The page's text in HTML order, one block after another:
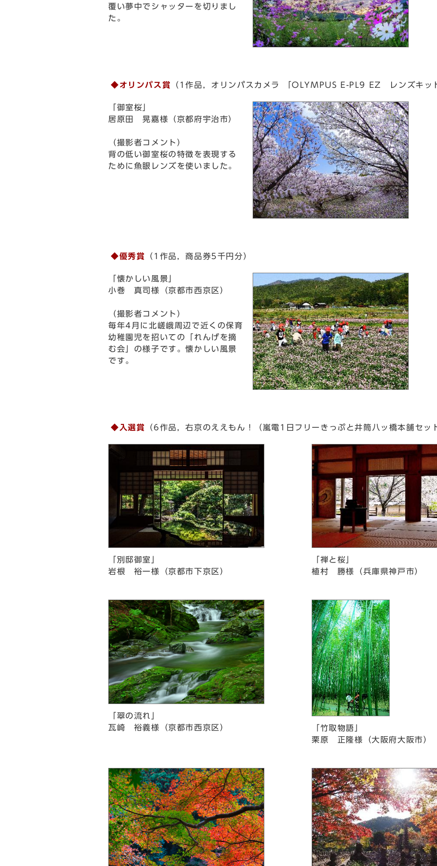
覆い夢中でシャッターを切りまし
た。
◆オリンパス賞 （1作品，オリンパスカメラ 「OLYMPUS E-PL9 EZ レンズキッ
「御室桜」
居原田 晃嘉様（京都府宇治市）
（撮影者コメント）
背の低い御室桜の特徴を表現する
ために魚眼レンズを使いました。
◆優秀賞 （1作品，商品券5千円分）
「懐かしい風景」
小巻 真司様（京都市西京区）
（撮影者コメント）
毎年4月に北嵯峨周辺で近くの保育
幼稚園児を招いての「れんげを摘
む会」の様子です。懐かしい風景
です。
◆入選賞 （6作品，右京のええもん！（嵐電1日フリーきっぷと井筒八ッ橋本舗セッ
「別邸御室」
岩根 裕一様（京都市下京区）
「禅と桜」
植村 勝様（兵庫県神戸市）
「翠の流れ」
瓦崎 裕義様（京都市西京区）
「竹取物語」
栗原 正隆様（大阪府大阪市）